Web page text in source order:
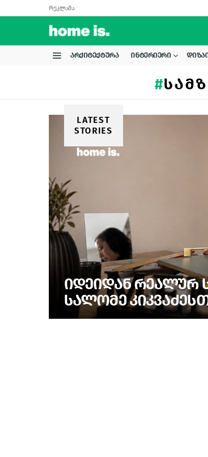
რეკლამა
ᲐᲠᲥᲘᲢᲔᲥᲢᲣᲠᲐ ᲘᲜᲢᲔᲠᲘᲔᲠᲘ
LATEST
STORIES
ᲘᲓᲔᲘᲓᲐᲜ ᲠᲔᲐᲚᲣᲠ
ᲡᲐᲚᲝᲛᲔ